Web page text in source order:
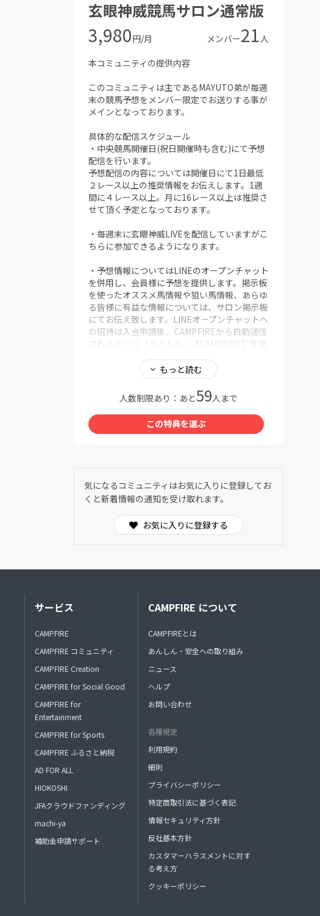
色々とご迷惑おかけする事と思いますがよろし
くお願い致します。
玄眼神威競馬サロン通常版
3,980円/月 メンバー21 人
本コミュニティの提供内容
このコミュニティは主であるMAYUTO弟が毎週
末の競馬予想をメンバー限定でお送りする事が
メインとなっております。
具体的な配信スケジュール
・中央競馬開催日(祝日開催時も含む)にて予想
配信を行います。
予想配信の内容については開催日にて1日最低
２レース以上の推奨情報をお伝えします。1週
間に４レース以上。月に16レース以上は推奨さ
せて頂く予定となっております。
・毎週末に玄眼神威LIVEを配信していますがこ
ちらに参加できるようになります。
・予想情報についてはLINEのオープンチャット
を併用し、会員様に予想を提供します。掲示板
を使ったオススメ馬情報や狙い馬情報、あらゆ
る皆様に有益な情報については、サロン掲示板
にてお伝え致します。LINEオープンチャットへ
の招待は入会申請後、CAMPFIREから自動送信
されるメール（タイトル：【CAMPFIRE】支援
ンチャットへの参加手順をご連絡します。
（予め【@camp-fire.jp】のドメインからメー
ルを受信できるように設定をお願いいたしま
・不定期にて地方交流重賞の予想等、地方競馬
皆様用に作らせて頂いた物です。2980円の特
典に空きがある場合はそちらの方に加入して頂
ければと思います。
翌月に空きができた場合などは、お手数でも
本コミュニティに参加したからといって必ず利
色々とご迷惑おかけする事と思いますがよろし
くお願い致します。
もっと読む
人数制限あり：あと59人まで
この特典を選ぶ
気になるコミュニティはお気に入りに登録してお
くと新着情報の通知を受け取れます。
お気に入りに登録する
サービス
CAMPFIRE
CAMPFIRE コミュニティ
CAMPFIRE Creation
CAMPFIRE for Social Good
CAMPFIRE for
Entertainment
CAMPFIRE for Sports
CAMPFIRE ふるさと納税
AD FOR ALL
HIOKOSHI
JFAクラウドファンディング
machi-ya
補助金申請サポート
CAMPFIRE について
CAMPFIREとは
あんしん・安全への取り組み
ニュース
ヘルプ
お問い合わせ
各種規定
利用規約
細則
プライバシーポリシー
特定商取引法に基づく表記
情報セキュリティ方針
反社基本方針
カスタマーハラスメントに対す
る考え方
クッキーポリシー